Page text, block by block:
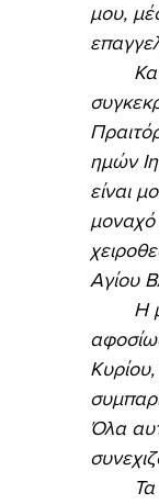
μου,
ημών
είναι
μοναχό
Αγίου
Όλα